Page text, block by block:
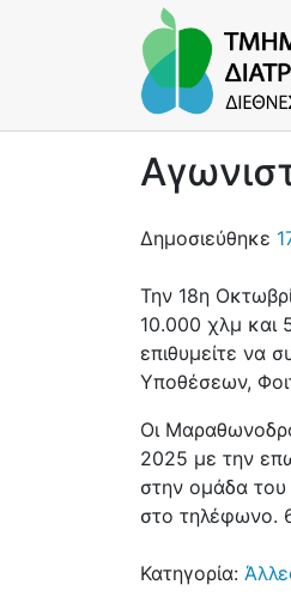
Δημοσιεύθηκε
Την 18η
10.000 χλμ και
επιθυμείτε να
Υποθέσεων,
Οι
2025 με την
στην ομάδα
στο τηλέφωνο.
Κατηγορία: